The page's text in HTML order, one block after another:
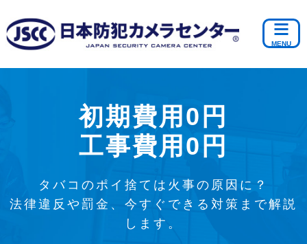
初期費用0円
工事費用0円
タバコのポイ捨ては火事の原因に？
法律違反や罰金、今すぐできる対策まで解説
します。